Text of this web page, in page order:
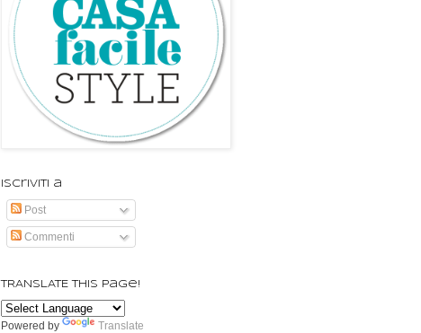
Iscriviti a
Post
Commenti
TRANSLATE this page!
Powered by Translate